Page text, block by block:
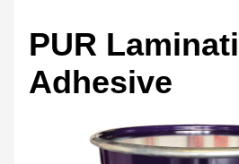
PUR
Adhesive